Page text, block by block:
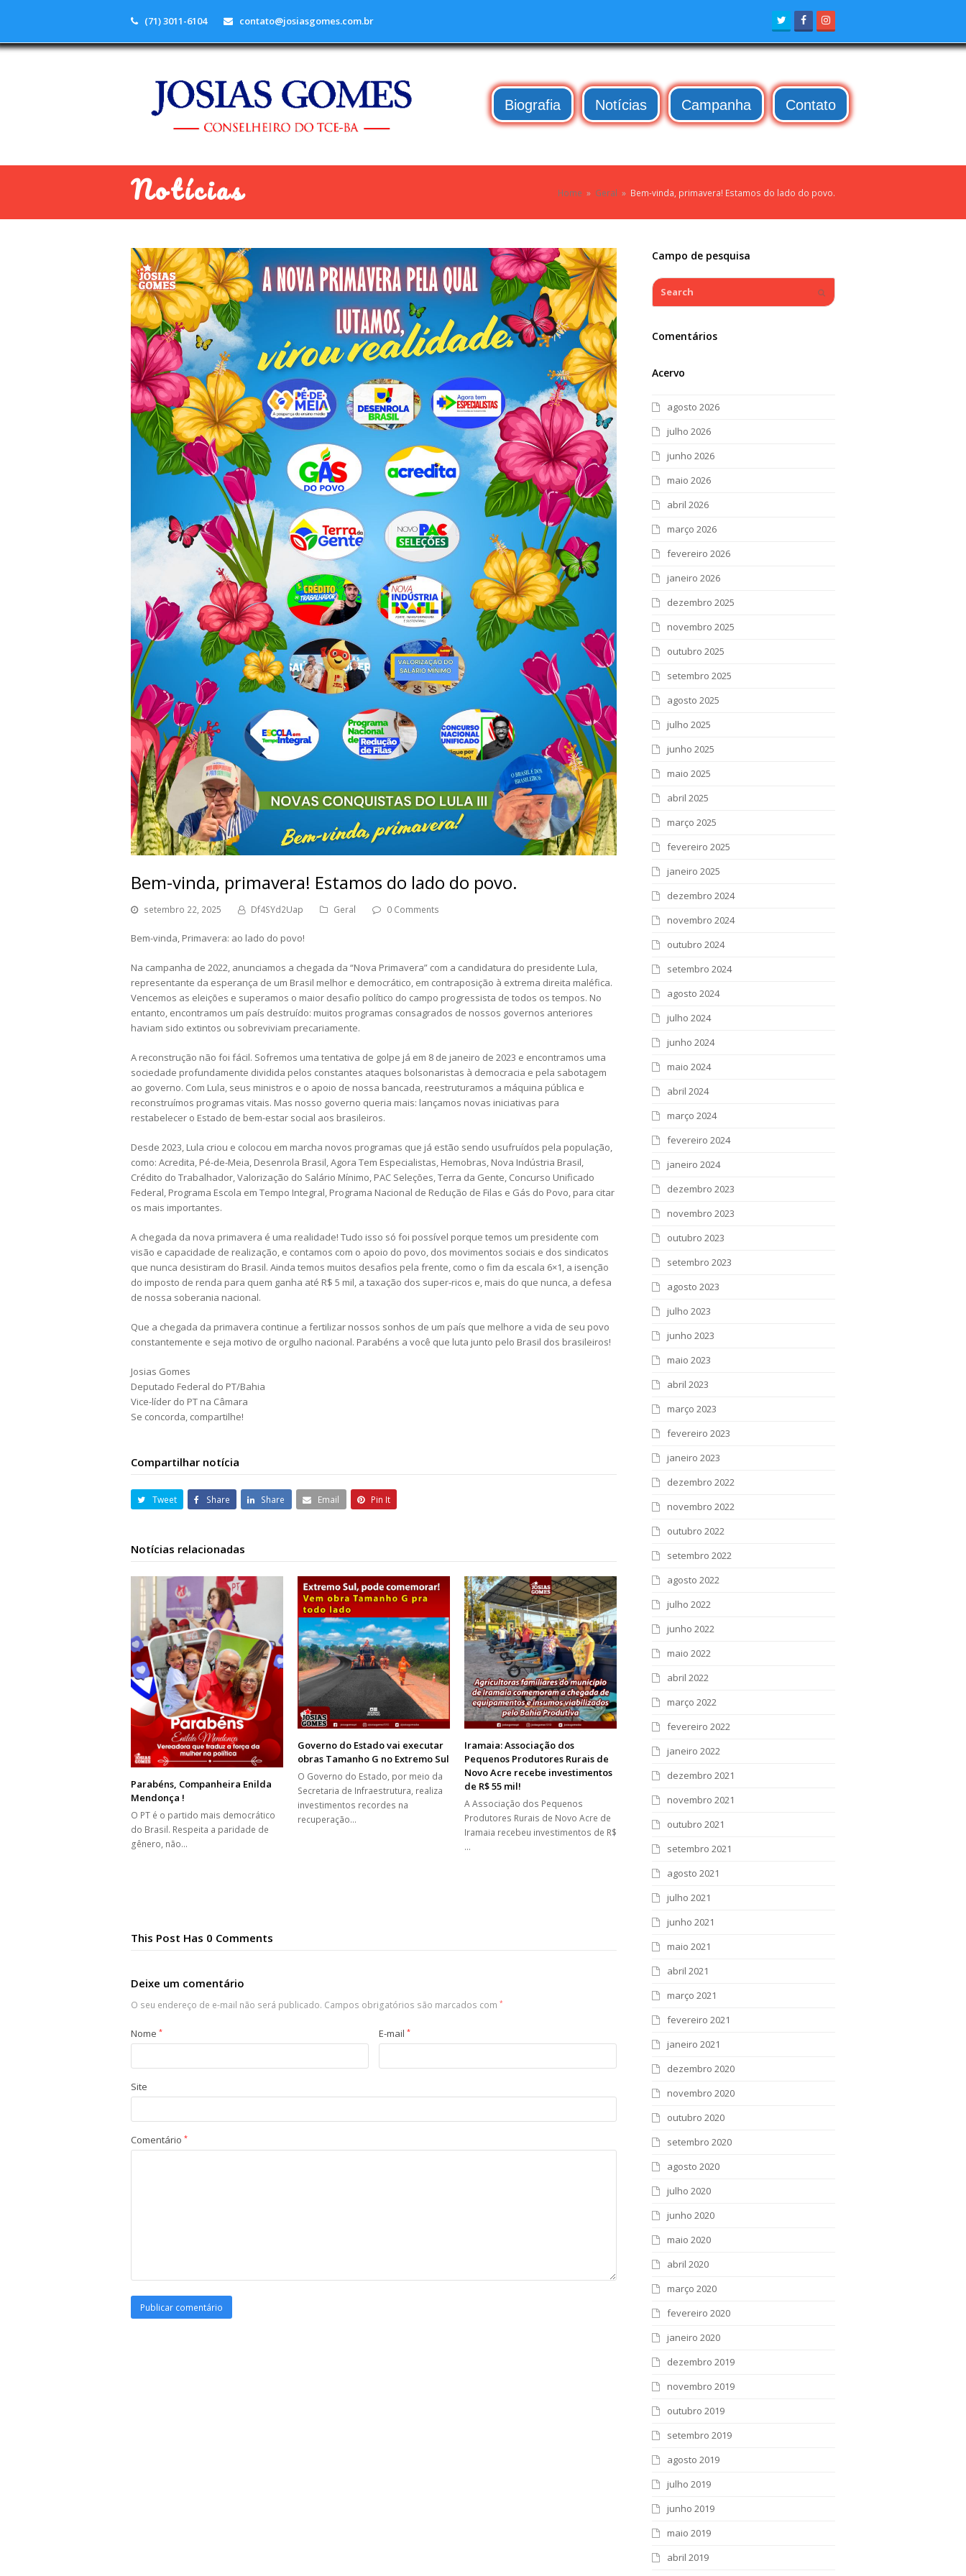
(71) 3011-6104 contato@josiasgomes.com.br TwitterFacebook
Biografia Notícias Campanha Contato
Notícias Home » Geral » Bem-vinda, primavera! Estamos do lado do povo.
Bem-vinda, primavera! Estamos do lado do povo.
setembro 22, 2025 Df4SYd2Uap Geral 0 Comments
Bem-vinda, Primavera: ao lado do povo!
Na campanha de 2022, anunciamos a chegada da “Nova Primavera” com a candidatura do presidente Lula,
representante da esperança de um Brasil melhor e democrático, em contraposição à extrema direita maléfica.
Vencemos as eleições e superamos o maior desafio político do campo progressista de todos os tempos. No
entanto, encontramos um país destruído: muitos programas consagrados de nossos governos anteriores
haviam sido extintos ou sobreviviam precariamente.
A reconstrução não foi fácil. Sofremos uma tentativa de golpe já em 8 de janeiro de 2023 e encontramos uma
sociedade profundamente dividida pelos constantes ataques bolsonaristas à democracia e pela sabotagem
ao governo. Com Lula, seus ministros e o apoio de nossa bancada, reestruturamos a máquina pública e
reconstruímos programas vitais. Mas nosso governo queria mais: lançamos novas iniciativas para
restabelecer o Estado de bem-estar social aos brasileiros.
Desde 2023, Lula criou e colocou em marcha novos programas que já estão sendo usufruídos pela população,
como: Acredita, Pé-de-Meia, Desenrola Brasil, Agora Tem Especialistas, Hemobras, Nova Indústria Brasil,
Crédito do Trabalhador, Valorização do Salário Mínimo, PAC Seleções, Terra da Gente, Concurso Unificado
Federal, Programa Escola em Tempo Integral, Programa Nacional de Redução de Filas e Gás do Povo, para citar
os mais importantes.
A chegada da nova primavera é uma realidade! Tudo isso só foi possível porque temos um presidente com
visão e capacidade de realização, e contamos com o apoio do povo, dos movimentos sociais e dos sindicatos
que nunca desistiram do Brasil. Ainda temos muitos desafios pela frente, como o fim da escala 6×1, a isenção
do imposto de renda para quem ganha até R$ 5 mil, a taxação dos super-ricos e, mais do que nunca, a defesa
de nossa soberania nacional.
Que a chegada da primavera continue a fertilizar nossos sonhos de um país que melhore a vida de seu povo
constantemente e seja motivo de orgulho nacional. Parabéns a você que luta junto pelo Brasil dos brasileiros!
Josias Gomes
Deputado Federal do PT/Bahia
Vice-líder do PT na Câmara
Se concorda, compartilhe!
Compartilhar notícia
Tweet Share Share Email Pin It
Notícias relacionadas
Parabéns, Companheira Enilda
Mendonça !
O PT é o partido mais democrático
do Brasil. Respeita a paridade de
gênero, não…
Governo do Estado vai executar
obras Tamanho G no Extremo Sul
O Governo do Estado, por meio da
Secretaria de Infraestrutura, realiza
investimentos recordes na
recuperação…
Iramaia: Associação dos
Pequenos Produtores Rurais de
Novo Acre recebe investimentos
de R$ 55 mil!
A Associação dos Pequenos
Produtores Rurais de Novo Acre de
Iramaia recebeu investimentos de R$
…
This Post Has 0 Comments
Deixe um comentário
O seu endereço de e-mail não será publicado. Campos obrigatórios são marcados com *
Nome * E-mail *
Site
Comentário *
Campo de pesquisa
Search
Comentários
Acervo
agosto 2026
julho 2026
junho 2026
maio 2026
abril 2026
março 2026
fevereiro 2026
janeiro 2026
dezembro 2025
novembro 2025
outubro 2025
setembro 2025
agosto 2025
julho 2025
junho 2025
maio 2025
abril 2025
março 2025
fevereiro 2025
janeiro 2025
dezembro 2024
novembro 2024
outubro 2024
setembro 2024
agosto 2024
julho 2024
junho 2024
maio 2024
abril 2024
março 2024
fevereiro 2024
janeiro 2024
dezembro 2023
novembro 2023
outubro 2023
setembro 2023
agosto 2023
julho 2023
junho 2023
maio 2023
abril 2023
março 2023
fevereiro 2023
janeiro 2023
dezembro 2022
novembro 2022
outubro 2022
setembro 2022
agosto 2022
julho 2022
junho 2022
maio 2022
abril 2022
março 2022
fevereiro 2022
janeiro 2022
dezembro 2021
novembro 2021
outubro 2021
setembro 2021
agosto 2021
julho 2021
junho 2021
maio 2021
abril 2021
março 2021
fevereiro 2021
janeiro 2021
dezembro 2020
novembro 2020
outubro 2020
setembro 2020
agosto 2020
julho 2020
junho 2020
maio 2020
abril 2020
março 2020
fevereiro 2020
janeiro 2020
dezembro 2019
novembro 2019
outubro 2019
setembro 2019
agosto 2019
julho 2019
junho 2019
maio 2019
abril 2019